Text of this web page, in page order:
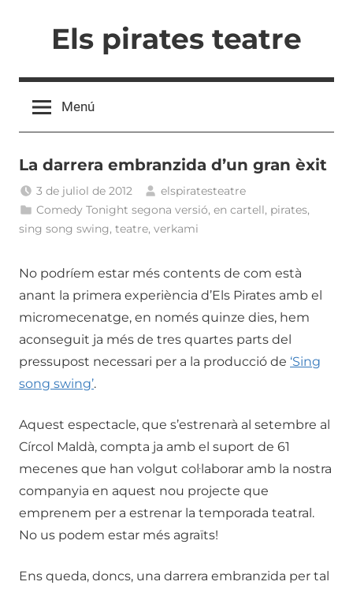
contingutEls pirates teatre
Menú
La darrera embranzida d’un gran èxit
3 de juliol de 2012
elspiratesteatre
Comedy Tonight segona versió,en cartell, pirates,
sing song swing, teatre, verkami
No podríem estar més contents de com està
anant la primera experiència d’Els Pirates amb el
micromecenatge, en només quinze dies, hem
aconseguit ja més de tres quartes parts del
pressupost necessari per a la producció de ‘Sing
song swing’.
Aquest espectacle, que s’estrenarà al setembre al
Círcol Maldà, compta ja amb el suport de 61
mecenes que han volgut col·laborar amb la nostra
companyia en aquest nou projecte que
emprenem per a estrenar la temporada teatral.
No us podem estar més agraïts!
Ens queda, doncs, una darrera embranzida per tal